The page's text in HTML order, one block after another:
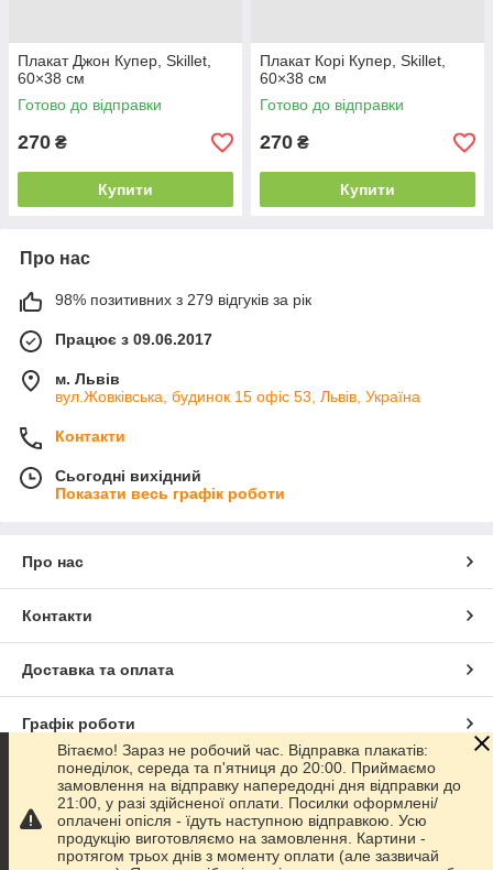
Плакат Джон Купер, Skillet,
60×38 см
Готово до відправки
270 ₴
Купити
Плакат Корі Купер, Skillet,
60×38 см
Готово до відправки
270 ₴
Купити
Про нас
98% позитивних з 279 відгуків за рік
Працює з 09.06.2017
м. Львів
вул.Жовківська, будинок 15 офіс 53, Львів, Україна
Контакти
Сьогодні вихідний
Показати весь графік роботи
Про нас
Контакти
Доставка та оплата
Графік роботи
Повна версія сайту
Сайт створено на маркетплейсіProm.ua
Вітаємо! Зараз не робочий час. Відправка плакатів:
понеділок, середа та п'ятниця до 20:00. Приймаємо
замовлення на відправку напередодні дня відправки до
21:00, у разі здійсненої оплати. Посилки оформлені/
оплачені опісля - їдуть наступною відправкою. Усю
продукцію виготовляємо на замовлення. Картини -
протягом трьох днів з моменту оплати (але зазвичай